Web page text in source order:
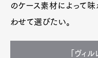
のケース素材によって
わせて選びたい。
「ヴィ